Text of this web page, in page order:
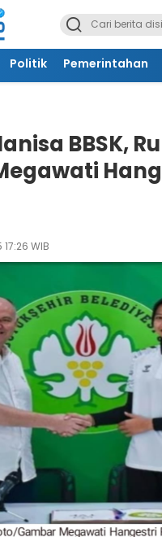
Politik Pemerintahan
BBSK,
WIB